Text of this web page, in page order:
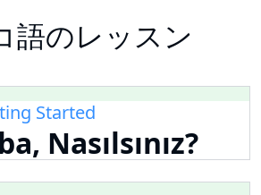
語のレッスン
Started
Nasılsınız?